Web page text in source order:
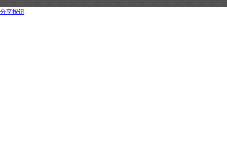
分享按钮